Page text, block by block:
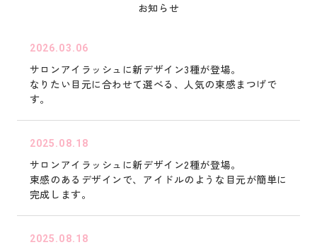
お知らせ
2026.03.06
サロンアイラッシュに新デザイン3種が登場。
なりたい目元に合わせて選べる、人気の束感まつげで
す。
2025.08.18
サロンアイラッシュに新デザイン2種が登場。
束感のあるデザインで、アイドルのような目元が簡単に
完成します。
2025.08.18